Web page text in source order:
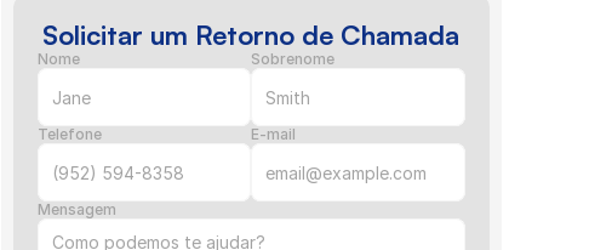
Solicitar um Retorno de Chamada
Nome Sobrenome
Telefone E-mail
Mensagem